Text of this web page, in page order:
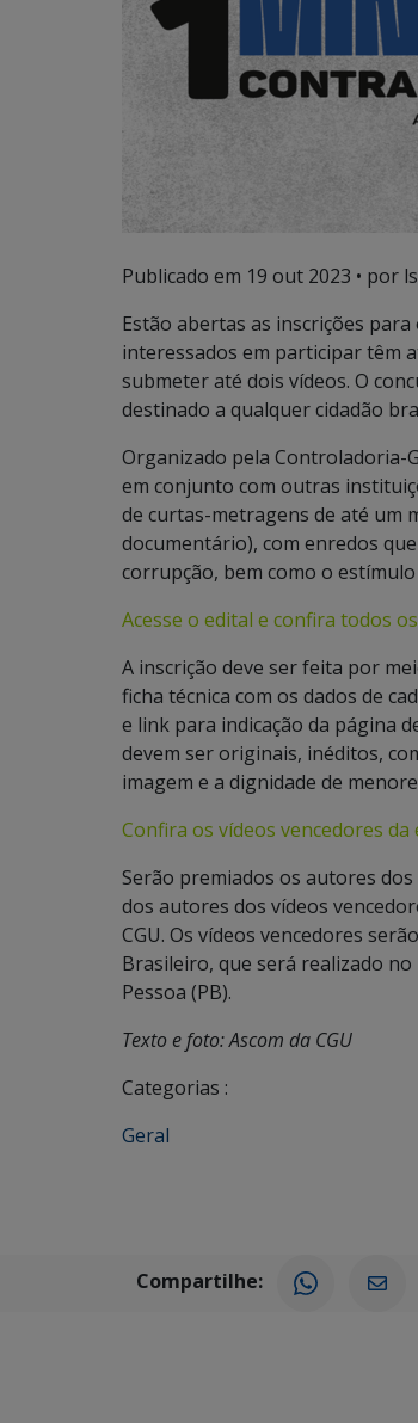
Publicado em 19 out 2023 • por
Estão abertas as inscrições
interessados em participar têm
submeter até dois vídeos. O
destinado a qualquer cidadão
Organizado pela Controladoria-
em conjunto com outras
de curtas-metragens de até um
documentário), com enredos
corrupção, bem como o
Acesse o edital e confira todos
A inscrição deve ser feita por
ficha técnica com os dados de
e link para indicação da página
devem ser originais, inéditos,
imagem e a dignidade de
Confira os vídeos vencedores da
Serão premiados os autores
dos autores dos vídeos
CGU. Os vídeos vencedores
Brasileiro, que será realizado
Pessoa (PB).
Texto e foto: Ascom da CGU
Categorias :
Geral
Compartilhe: